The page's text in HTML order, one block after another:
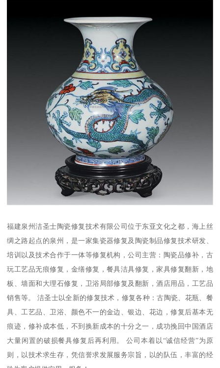
福建泉州洁圣士陶瓷修复技术有限公司位于东亚文化之都，海上丝
绸之路起点的泉州，是一家集瓷器修复及陶瓷制品修复技术研发、
培训以及技术合作于一体等修复机构，公司主营：陶瓷品修补，古
玩工艺品无痕修复，金缮修复，餐具洁具修复，家具修复翻新，地
板、墙面和大理石修复，卫浴局部修复及翻新，酒店用品，工艺品
销售等。 洁圣士以全新的修复技术，修复各种：古陶瓷、花瓶、餐
具、工艺品、卫浴、颜色不一的金边、银边、花边，修复后基本无
痕迹，修补成本低，不到换新成本的十分之一，成功挽回中国酒店
大量闲置的破损餐具修复后再利用。 公司本着以“诚信经营”为原
则，以技术求生存，凭信誉求发展服务宗旨，以的队伍，丰富的经